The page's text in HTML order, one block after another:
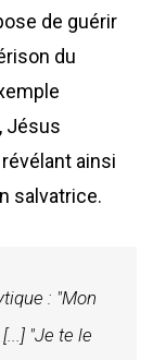
de guérir
du
Jésus
ainsi
salvatrice.
: "Mon
"Je te le